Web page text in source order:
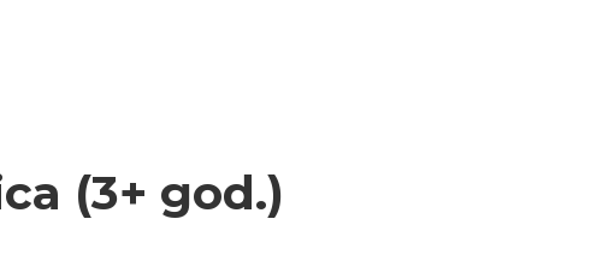
(3+ god.)